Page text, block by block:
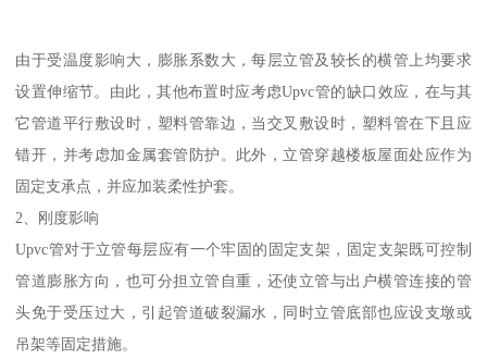
由于受温度影响大，膨胀系数大，每层立管及较长的横管上均要求
设置伸缩节。由此，其他布置时应考虑Upvc管的缺口效应，在与其
它管道平行敷设时，塑料管靠边，当交叉敷设时，塑料管在下且应
错开，并考虑加金属套管防护。此外，立管穿越楼板屋面处应作为
固定支承点，并应加装柔性护套。
2、刚度影响
Upvc管对于立管每层应有一个牢固的固定支架，固定支架既可控制
管道膨胀方向，也可分担立管自重，还使立管与出户横管连接的管
头免于受压过大，引起管道破裂漏水，同时立管底部也应设支墩或
吊架等固定措施。